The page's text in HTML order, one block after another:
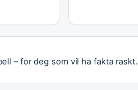
– for deg som vil ha fakta raskt.